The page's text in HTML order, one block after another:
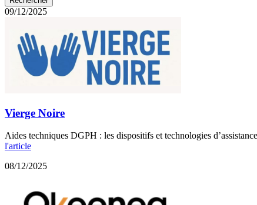
09/12/2025
Vierge Noire
Aides techniques DGPH : les dispositifs et technologies
l'article
08/12/2025